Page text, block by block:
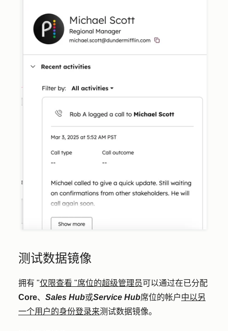
测试数据镜像
拥有 "仅限查看 "席位的超级管理员可以通过在已分配
Core、 Sales Hub或Service Hub席位的帐户中以另
一个用户的身份登录来测试数据镜像。